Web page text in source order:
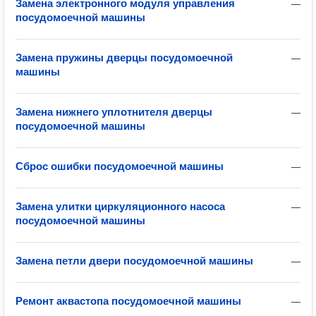
—
Замена электронного модуля управления
посудомоечной машины
—
Замена пружины дверцы посудомоечной
машины
—
Замена нижнего уплотнителя дверцы
посудомоечной машины
—
Сброс ошибки посудомоечной машины
—
Замена улитки циркуляционного насоса
посудомоечной машины
—
Замена петли двери посудомоечной машины
—
Ремонт аквастопа посудомоечной машины